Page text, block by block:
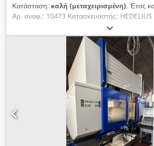
Κατάσταση: καλή (μεταχειρισμένη), Έτος
Αρ. αναφ.: 10473 Κατασκευαστής:
2000 Έτος κατασκευής: 2007 Τύπος ελέγχου:
Heidenhain iTNC 530 Τοποθεσία
Χώρα προέλευσης: Γερμανία Codpfx Aezc
Διαδρομή άξονα X: 2000 mm Διαδρομή
Διαδρομή άξονα Z: 520 mm Ύψος
βάρος κατεργαζόμενου τεμαχίου: 2000 kg
εργαλείου: 330 mm Μέγ. διάμετρος
Επιφάνεια στερέωσης: 2500 x 600 mm
18 mm Απόσταση μεταξύ T-υποδοχών: 100
εργαλείων στο μαγκαζί: 30 Περιοχή στροφών
30 – 8000 στρ./λεπτό Μέγιστη ροπή: 198 Nm
ταχείας μετακίνησης X/Y/Z: 45000 mm/min